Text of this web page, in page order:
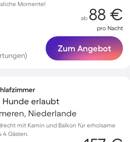
Momente!
ab 88 €
pro Nacht
Zum Angebot
Hunde erlaubt
Niederlande
mit Kamin und Balkon für erholsame
Gästen.